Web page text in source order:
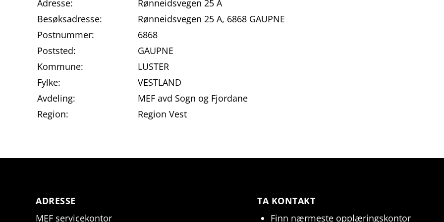
Adresse:
Rønneidsvegen 25 A
Besøksadresse:
Rønneidsvegen 25 A, 6868 GAUPNE
Postnummer:
6868
Poststed:
GAUPNE
Kommune:
LUSTER
Fylke:
VESTLAND
Avdeling:
MEF avd Sogn og Fjordane
Region:
Region Vest
ADRESSE
MEF servicekontor
TA KONTAKT
Finn nærmeste opplæringskontor